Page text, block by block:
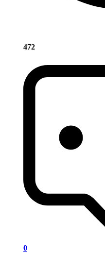
472
0